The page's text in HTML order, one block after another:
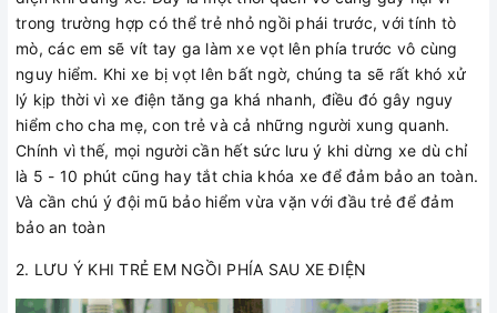
trong trường hợp có thể trẻ nhỏ ngồi phái trước, với tính tò
mò, các em sẽ vít tay ga làm xe vọt lên phía trước vô cùng
nguy hiểm. Khi xe bị vọt lên bất ngờ, chúng ta sẽ rất khó xử
lý kịp thời vì xe điện tăng ga khá nhanh, điều đó gây nguy
hiểm cho cha mẹ, con trẻ và cả những người xung quanh.
Chính vì thế, mọi người cần hết sức lưu ý khi dừng xe dù chỉ
là 5 - 10 phút cũng hay tắt chia khóa xe để đảm bảo an toàn.
Và cần chú ý đội mũ bảo hiểm vừa vặn với đầu trẻ để đảm
bảo an toàn
2. LƯU Ý KHI TRẺ EM NGỒI PHÍA SAU XE ĐIỆN